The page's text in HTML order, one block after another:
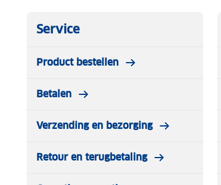
Service
Product bestellen
Betalen
Verzending en bezorging
Retour en terugbetaling